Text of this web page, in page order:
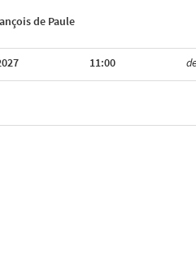
de Paule
11:00